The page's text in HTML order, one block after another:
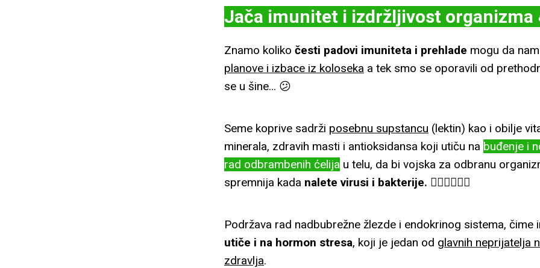
Milica–maj 26, 2024
Dobar dan! Med je fantastičan,
sa krvnom slikom. Jedna tegla je
početku bila skeptična kako
Jasmina–maj 26, 2024
Zadovoljna sam. Redovno ga
Jača imunitet i izdržljivost organizma
Znamo koliko česti padovi imuniteta i prehlade mogu da nam
planove i izbace iz koloseka a tek smo se oporavili od
se u šine… 😕
Seme koprive sadrži posebnu supstancu (lektin) kao i obilje
minerala, zdravih masti i antioksidansa koji utiču na buđenje i
rad odbrambenih ćelija u telu, da bi vojska za odbranu
spremnija kada nalete virusi i bakterije. 💂‍♀️💂‍♀️💂‍♀️
Podržava rad nadbubrežne žlezde i endokrinog sistema, čime
utiče i na hormon stresa, koji je jedan od glavnih neprijatelja
zdravlja.